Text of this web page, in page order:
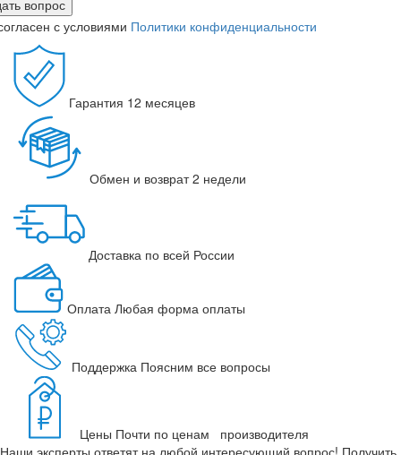
вопрос
с условиями Политики конфиденциальности
Гарантия 12 месяцев
Обмен и возврат 2 недели
Доставка по всей России
Оплата Любая форма оплаты
Поддержка Поясним все вопросы
Цены Почти по ценам производителя
Наши эксперты ответят на любой интересующий вопрос! Получить